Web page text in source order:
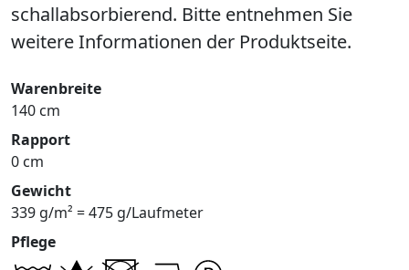
schallabsorbierend. Bitte entnehmen Sie
weitere Informationen der Produktseite.
Warenbreite
140 cm
Rapport
0 cm
Gewicht
339 g/m² = 475 g/Laufmeter
Pflege